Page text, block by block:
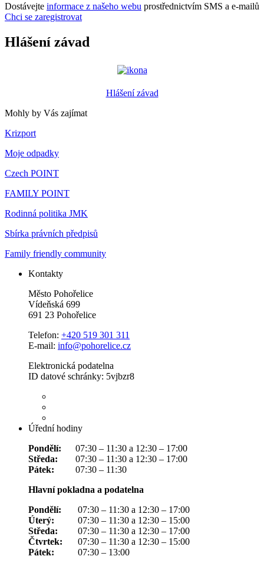
Dostávejte informace z našeho webu prostřednictvím SMS a e-mailů
Chci se zaregistrovat
Hlášení závad
Hlášení závad
Mohly by Vás zajímat
Krizport
Moje odpadky
Czech POINT
FAMILY POINT
Rodinná politika JMK
Sbírka právních předpisů
Family friendly community
Kontakty
Město Pohořelice
Vídeňská 699
691 23 Pohořelice
Telefon: +420 519 301 311
E-mail: info@pohorelice.cz
Elektronická podatelna
ID datové schránky: 5vjbzr8
Úřední hodiny
Pondělí:
07:30 – 11:30 a 12:30 – 17:00
Středa:
07:30 – 11:30 a 12:30 – 17:00
Pátek:
07:30 – 11:30
Hlavní pokladna a podatelna
Pondělí:
07:30 – 11:30 a 12:30 – 17:00
Úterý:
07:30 – 11:30 a 12:30 – 15:00
Středa:
07:30 – 11:30 a 12:30 – 17:00
Čtvrtek:
07:30 – 11:30 a 12:30 – 15:00
Pátek:
07:30 – 13:00